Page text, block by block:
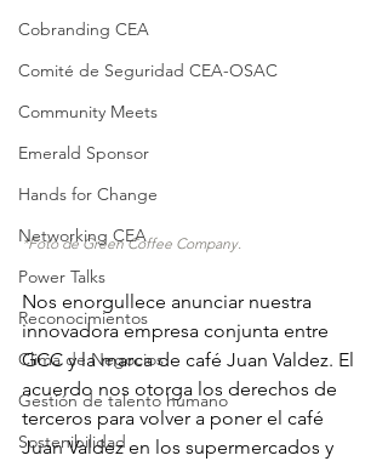
Cobranding CEA
Comité de Seguridad CEA-OSAC
Community Meets
Emerald Sponsor
Hands for Change
Networking CEA
Power Talks
Reconocimientos
Clima de Negocios
Gestión de talento humano
Sostenibilidad
*Foto de Green Coffee Company.
Nos enorgullece anunciar nuestra
innovadora empresa conjunta entre
GCC y la marca de café Juan Valdez. El
acuerdo nos otorga los derechos de
terceros para volver a poner el café
Juan Valdez en los supermercados y